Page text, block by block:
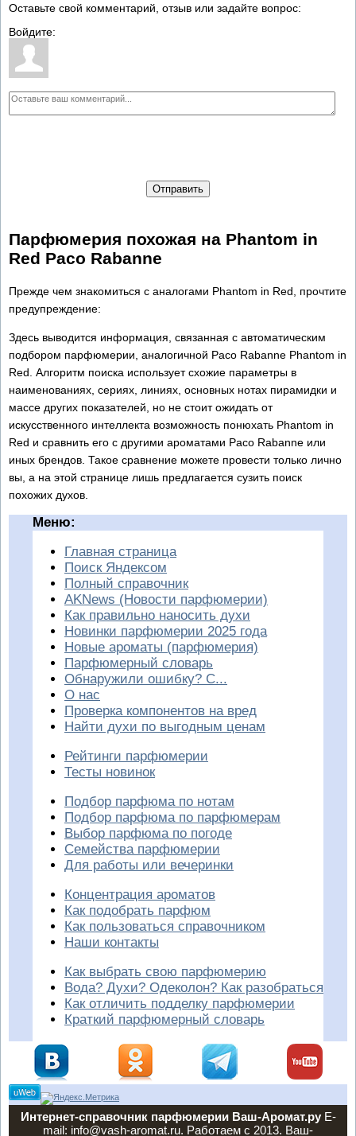
Оставьте свой комментарий, отзыв или задайте вопрос:
Войдите:
Отправить
Парфюмерия похожая на Phantom in
Red Paco Rabanne
Прежде чем знакомиться с аналогами Phantom in Red, прочтите
предупреждение:
Здесь выводится информация, связанная с автоматическим
подбором парфюмерии, аналогичной Paco Rabanne Phantom in
Red. Алгоритм поиска использует схожие параметры в
наименованиях, сериях, линиях, основных нотах пирамидки и
массе других показателей, но не стоит ожидать от
искусственного интеллекта возможность понюхать Phantom in
Red и сравнить его с другими ароматами Paco Rabanne или
иных брендов. Такое сравнение можете провести только лично
вы, а на этой странице лишь предлагается сузить поиск
похожих духов.
Меню:
Главная страница
Поиск Яндексом
Полный справочник
AKNews (Новости парфюмерии)
Как правильно наносить духи
Новинки парфюмерии 2025 года
Новые ароматы (парфюмерия)
Парфюмерный словарь
Обнаружили ошибку? С...
О нас
Проверка компонентов на вред
Найти духи по выгодным ценам
Рейтинги парфюмерии
Тесты новинок
Подбор парфюма по нотам
Подбор парфюма по парфюмерам
Выбор парфюма по погоде
Семейства парфюмерии
Для работы или вечеринки
Концентрация ароматов
Как подобрать парфюм
Как пользоваться справочником
Наши контакты
Как выбрать свою парфюмерию
Вода? Духи? Одеколон? Как разобраться
Как отличить подделку парфюмерии
Краткий парфюмерный словарь
Интернет-справочник парфюмерии Ваш-Аромат.руE-
mail: info@vash-aromat.ru. Работаем с 2013. Ваш-